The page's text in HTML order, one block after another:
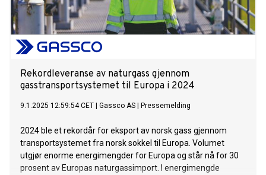
Rekordleveranse av naturgass gjennom
gasstransportsystemet til Europa i 2024
9.1.2025 12:59:54 CET Gassco AS Pressemelding
2024 ble et rekordår for eksport av norsk gass gjennom
transportsystemet fra norsk sokkel til Europa. Volumet
utgjør enorme energimengder for Europa og står nå for 30
prosent av Europas naturgassimport. I energimengde